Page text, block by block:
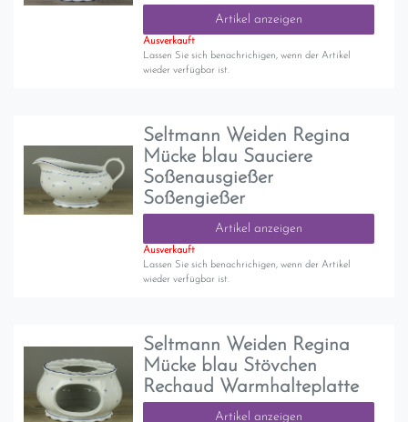
Artikel anzeigen
Ausverkauft
Lassen Sie sich benachrichigen, wenn der Artikel
wieder verfügbar ist.
Seltmann Weiden Regina
Mücke blau Sauciere
Soßenausgießer
Soßengießer
Artikel anzeigen
Ausverkauft
Lassen Sie sich benachrichigen, wenn der Artikel
wieder verfügbar ist.
Seltmann Weiden Regina
Mücke blau Stövchen
Rechaud Warmhalteplatte
Artikel anzeigen